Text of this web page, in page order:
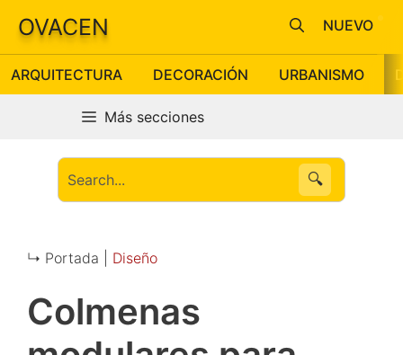
Saltar
contenido
OVACEN
ARQUITECTURA DECORACIÓN URBANISMO
NUEVO
Más secciones
🔍
↳ Portada | Diseño
Colmenas